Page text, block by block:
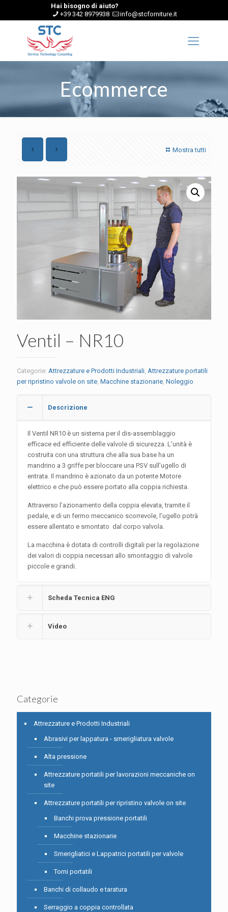
Hai bisogno di aiuto?
+39 342 8979938
info@stcforniture.it
Ecommerce
Mostra tutti
Ventil – NR10
Categorie: Attrezzature e Prodotti Industriali Attrezzature portatili
per ripristino valvole on site Macchine stazionarie Noleggio
Descrizione
Il Ventil NR10 è un sistema per il dis-assemblaggio
efficace ed efficiente delle valvole di sicurezza. L’unità è
costruita con una struttura che alla sua base ha un
mandrino a 3 griffe per bloccare una PSV sull’ugello di
entrata. Il mandrino è azionato da un potente Motore
elettrico e che può essere portato alla coppia richiesta.
Attraverso l’azionamento della coppia elevata, tramite il
pedale, e di un fermo meccanico scorrevole, l’ugello potrà
essere allentato e smontato dal corpo valvola.
La macchina è dotata di controlli digitali per la regolazione
dei valori di coppia necessari allo smontaggio di valvole
piccole e grandi.
Scheda Tecnica ENG
Video
Categorie
Attrezzature e Prodotti Industriali
Abrasivi per lappatura - smerigliatura valvole
Alta pressione
Attrezzature portatili per lavorazioni meccaniche on
site
Attrezzature portatili per ripristino valvole on site
Banchi prova pressione portatili
Macchine stazionarie
Smerigliatici e Lappatrici portatili per valvole
Torni portatili
Banchi di collaudo e taratura
Serraggio a coppia controllata